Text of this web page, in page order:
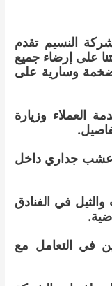
النسيم تقدم
على إرضاء جميع
وسارية على
العملاء وزيارة
لتركيب عشب جداري داخل
في الفنادق
في التعامل مع